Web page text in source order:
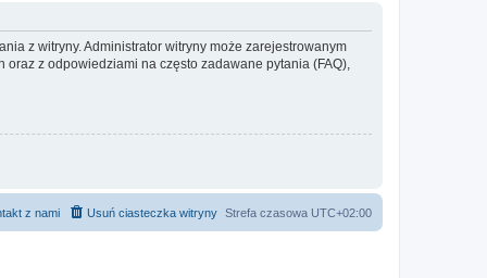
z witryny. Administrator witryny może zarejestrowanym
z odpowiedziami na często zadawane pytania (FAQ),
Strefa czasowa UTC+02:00
Usuń ciasteczka witryny
z nami